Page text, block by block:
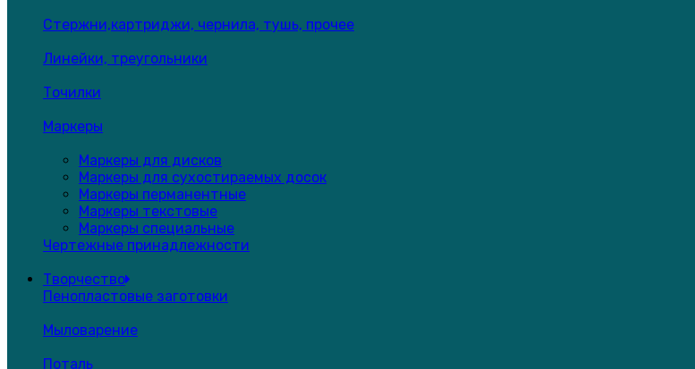
Стержни,картриджи, чернила, тушь, прочее
Линейки, треугольники
Точилки
Маркеры
Маркеры для дисков
Маркеры для сухостираемых досок
Маркеры перманентные
Маркеры текстовые
Маркеры специальные
Чертежные принадлежности
Творчество
Пенопластовые заготовки
Мыловарение
Поталь